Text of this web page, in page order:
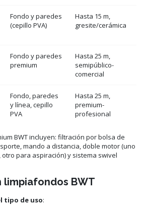
Fondo y paredes
(cepillo PVA)
Hasta 15 m,
gresite/cerámica
Fondo y paredes
premium
Hasta 25 m,
semipúblico-
comercial
Fondo, paredes
y línea, cepillo
PVA
Hasta 25 m,
premium-
profesional
BWT incluyen: filtración por bolsa de
mando a distancia, doble motor (uno
para aspiración) y sistema swivel
limpiafondos BWT
tipo de uso: